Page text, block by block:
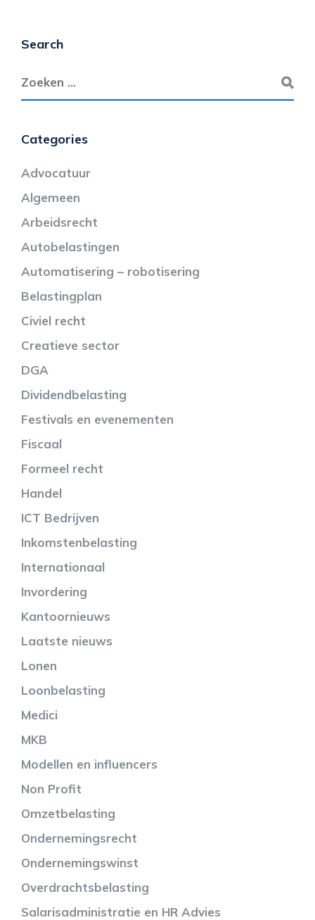
Search
Categories
Advocatuur
Algemeen
Arbeidsrecht
Autobelastingen
Automatisering – robotisering
Belastingplan
Civiel recht
Creatieve sector
DGA
Dividendbelasting
Festivals en evenementen
Fiscaal
Formeel recht
Handel
ICT Bedrijven
Inkomstenbelasting
Internationaal
Invordering
Kantoornieuws
Laatste nieuws
Lonen
Loonbelasting
Medici
MKB
Modellen en influencers
Non Profit
Omzetbelasting
Ondernemingsrecht
Ondernemingswinst
Overdrachtsbelasting
Salarisadministratie en HR Advies